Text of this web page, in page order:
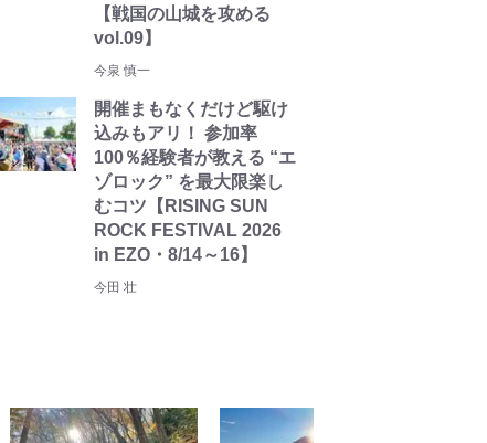
【戦国の山城を攻める
vol.09】
今泉 慎一
開催まもなくだけど駆け
込みもアリ！ 参加率
100％経験者が教える “エ
ゾロック” を最大限楽し
むコツ【RISING SUN
ROCK FESTIVAL 2026
in EZO・8/14～16】
今田 壮